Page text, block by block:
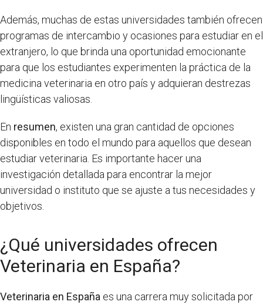
Además, muchas de estas universidades también ofrecen
programas de intercambio y ocasiones para estudiar en el
extranjero, lo que brinda una oportunidad emocionante
para que los estudiantes experimenten la práctica de la
medicina veterinaria en otro país y adquieran destrezas
lingüísticas valiosas.
En resumen, existen una gran cantidad de opciones
disponibles en todo el mundo para aquellos que desean
estudiar veterinaria. Es importante hacer una
investigación detallada para encontrar la mejor
universidad o instituto que se ajuste a tus necesidades y
objetivos.
¿Qué universidades ofrecen
Veterinaria en España?
Veterinaria en España es una carrera muy solicitada por